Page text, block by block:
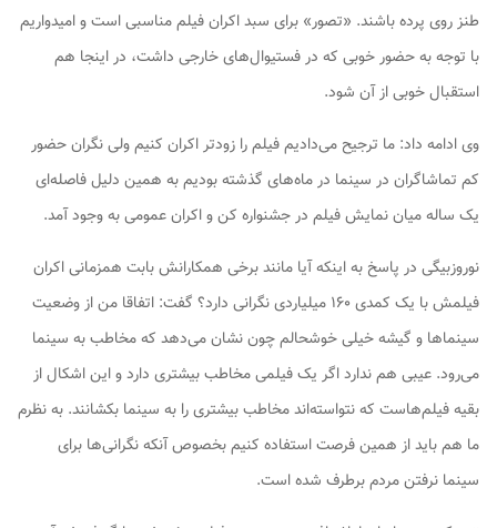
طنز روی پرده باشند. «تصور» برای سبد اکران فیلم مناسبی است و امیدواریم
با توجه به حضور خوبی که در فستیوال‌های خارجی داشت، در اینجا هم
استقبال خوبی از آن شود.
وی ادامه داد: ما ترجیح می‌دادیم فیلم را زودتر اکران کنیم ولی نگران حضور
کم تماشاگران در سینما در ماه‌های گذشته بودیم به همین دلیل فاصله‌ای
یک ساله‌ میان نمایش فیلم در جشنواره کن و اکران عمومی به وجود آمد.
نوروزبیگی در پاسخ به اینکه آیا مانند برخی همکارانش بابت همزمانی اکران
فیلمش با یک کمدی ۱۶۰ میلیاردی نگرانی دارد؟ گفت: اتفاقا من از وضعیت
سینماها و گیشه خیلی خوشحالم چون نشان می‌دهد که مخاطب به سینما
می‌رود. عیبی هم ندارد اگر یک فیلمی مخاطب بیشتری دارد و این اشکال از
بقیه فیلم‌هاست که نتواسته‌اند مخاطب بیشتری را به سینما بکشانند. به نظرم
ما هم باید از همین فرصت استفاده کنیم بخصوص آنکه نگرانی‌ها برای
سینما نرفتن مردم برطرف شده است.